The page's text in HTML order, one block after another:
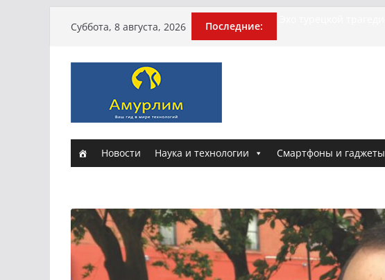
Суббота, 8 августа, 2026 Последние:
Новости Наука и технологии Смартфоны и гаджеты